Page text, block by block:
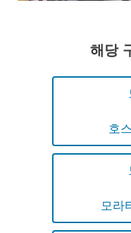
해당
호
모라